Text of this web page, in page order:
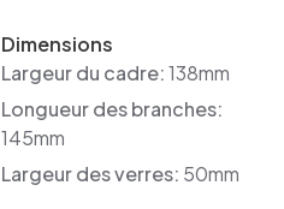
Dimensions
Largeur du cadre:138mm
Longueur des branches:
145mm
Largeur des verres: 50mm